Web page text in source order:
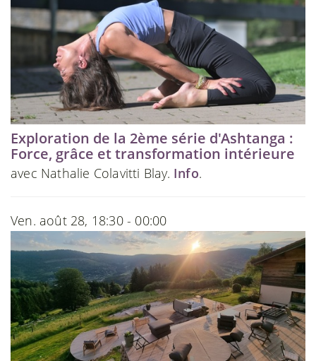
Exploration de la 2ème série d'Ashtanga :
Force, grâce et transformation intérieure
avec Nathalie Colavitti Blay. Info.
Ven. août 28, 18:30 - 00:00